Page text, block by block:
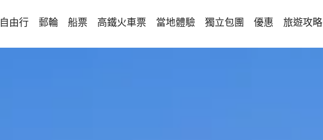
自由行 郵輪 船票 高鐵火車票 當地體驗 獨立包團 優惠 旅遊攻略